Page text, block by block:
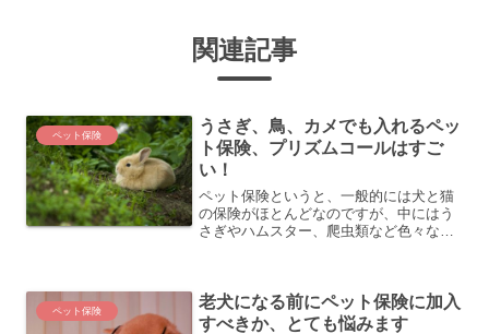
関連記事
ペット保険
うさぎ、鳥、カメでも入れるペッ
ト保険、プリズムコールはすご
い！
ペット保険というと、一般的には犬と猫
の保険がほとんどなのですが、中にはう
さぎやハムスター、爬虫類など色々なペ
のですが、爬虫類などは診...
ペット保険
老犬になる前にペット保険に加入
すべきか、とても悩みます